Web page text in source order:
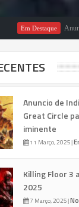
Destaque Anunciado
Anuncio de
Great Circle
iminente
11 Março, 2025|
Killing Floor 3
2025
7 Março, 2025|